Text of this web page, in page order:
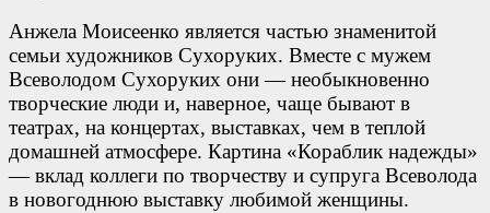
Анжела Моисеенко является частью знаменитой
семьи художников Сухоруких. Вместе с мужем
Всеволодом Сухоруких они — необыкновенно
творческие люди и, наверное, чаще бывают в
театрах, на концертах, выставках, чем в теплой
домашней атмосфере. Картина «Кораблик надежды»
— вклад коллеги по творчеству и супруга Всеволода
в новогоднюю выставку любимой женщины.